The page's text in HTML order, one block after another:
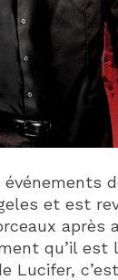
et est
après
qu’il est